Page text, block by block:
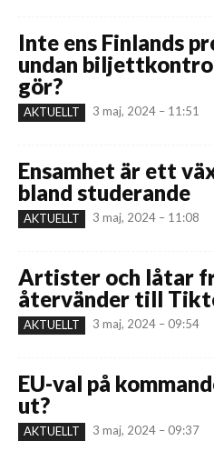
Inte ens Finlands
undan
gör?
AKTUELLT 3 maj, 2024 – 11:51
Ensamhet är ett
bland studerande
AKTUELLT 3 maj, 2024 – 11:08
Artister och låtar
återvänder till
AKTUELLT 3 maj, 2024 – 09:54
EU-val på
ut?
AKTUELLT 3 maj, 2024 – 09:37